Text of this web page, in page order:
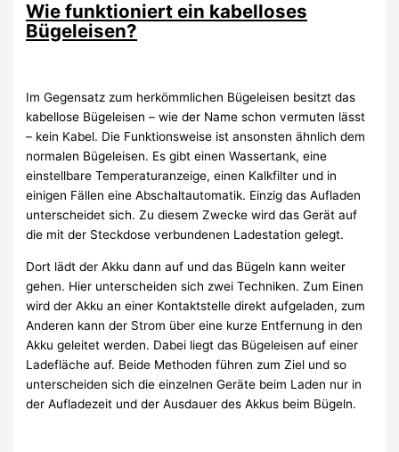
Wie funktioniert ein kabelloses
Bügeleisen?
Im Gegensatz zum herkömmlichen Bügeleisen besitzt das
kabellose Bügeleisen – wie der Name schon vermuten lässt
– kein Kabel. Die Funktionsweise ist ansonsten ähnlich dem
normalen Bügeleisen. Es gibt einen Wassertank, eine
einstellbare Temperaturanzeige, einen Kalkfilter und in
einigen Fällen eine Abschaltautomatik. Einzig das Aufladen
unterscheidet sich. Zu diesem Zwecke wird das Gerät auf
die mit der Steckdose verbundenen Ladestation gelegt.
Dort lädt der Akku dann auf und das Bügeln kann weiter
gehen. Hier unterscheiden sich zwei Techniken. Zum Einen
wird der Akku an einer Kontaktstelle direkt aufgeladen, zum
Anderen kann der Strom über eine kurze Entfernung in den
Akku geleitet werden. Dabei liegt das Bügeleisen auf einer
Ladefläche auf. Beide Methoden führen zum Ziel und so
unterscheiden sich die einzelnen Geräte beim Laden nur in
der Aufladezeit und der Ausdauer des Akkus beim Bügeln.